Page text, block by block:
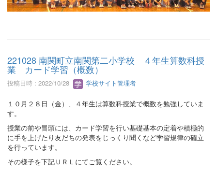
221028 南関町立南関第二小学校 ４年生算数科授
業 カード学習（概数）
投稿日時 : 2022/10/28 学校サイト管理者
１０月２８日（金）、４年生は算数科授業で概数を勉強していま
す。
授業の前や冒頭には、カード学習を行い基礎基本の定着や積極的
に手を上げたり友だちの発表をじっくり聞くなど学習規律の確立
を行っています。
その様子を下記ＵＲＬにてご覧ください。